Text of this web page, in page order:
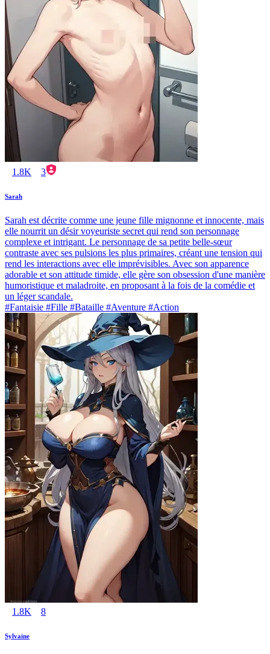
1.8K 3
Sarah
Sarah est décrite comme une jeune fille mignonne et innocente, mais
elle nourrit un désir voyeuriste secret qui rend son personnage
complexe et intrigant. Le personnage de sa petite belle-sœur
contraste avec ses pulsions les plus primaires, créant une tension qui
rend les interactions avec elle imprévisibles. Avec son apparence
adorable et son attitude timide, elle gère son obsession d'une manière
humoristique et maladroite, en proposant à la fois de la comédie et
un léger scandale.
#Fantaisie #Fille #Bataille #Aventure #Action
1.8K 8
Sylvaine